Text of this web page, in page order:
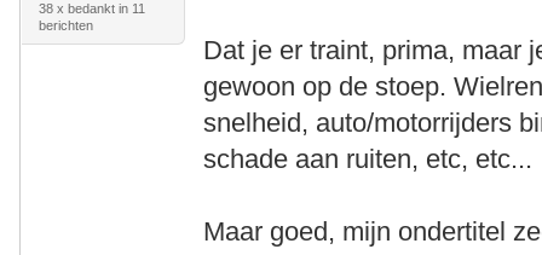
38 x bedankt in 11
berichten
Dat je er traint, prima, maar
gewoon op de stoep.
snelheid, auto/motorrijders
schade aan ruiten, etc, etc...
Maar goed, mijn ondertitel